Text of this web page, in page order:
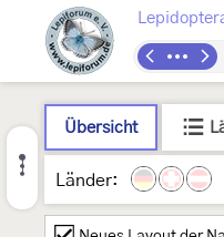
Übersicht
Länder: